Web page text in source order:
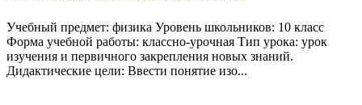
Учебный предмет: физика Уровень школьников: 10 класс
Форма учебной работы: классно-урочная Тип урока: урок
изучения и первичного закрепления новых знаний.
Дидактические цели: Ввести понятие изо...